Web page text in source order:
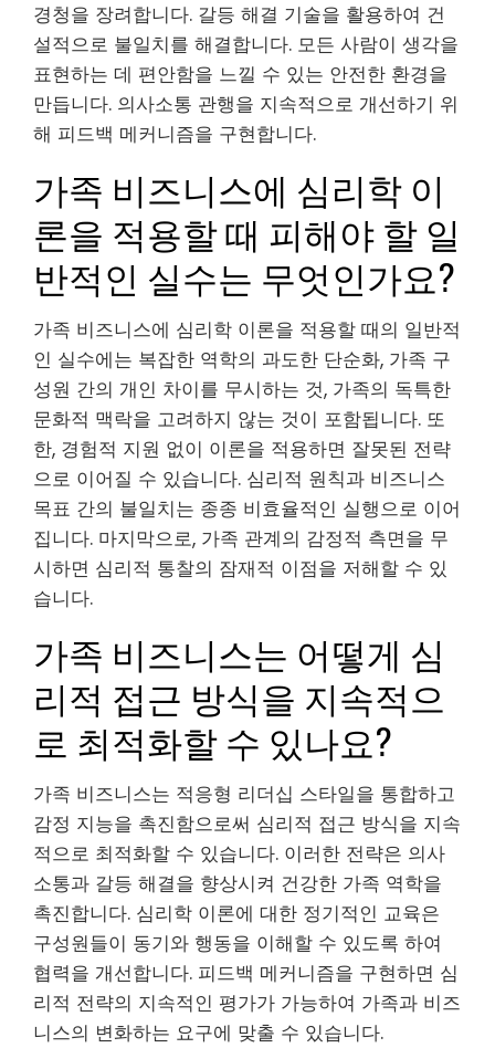
경청을 장려합니다. 갈등 해결 기술을 활용하여 건
설적으로 불일치를 해결합니다. 모든 사람이 생각을
표현하는 데 편안함을 느낄 수 있는 안전한 환경을
만듭니다. 의사소통 관행을 지속적으로 개선하기 위
해 피드백 메커니즘을 구현합니다.
가족 비즈니스에 심리학 이
론을 적용할 때 피해야 할 일
반적인 실수는 무엇인가요?
가족 비즈니스에 심리학 이론을 적용할 때의 일반적
인 실수에는 복잡한 역학의 과도한 단순화, 가족 구
성원 간의 개인 차이를 무시하는 것, 가족의 독특한
문화적 맥락을 고려하지 않는 것이 포함됩니다. 또
한, 경험적 지원 없이 이론을 적용하면 잘못된 전략
으로 이어질 수 있습니다. 심리적 원칙과 비즈니스
목표 간의 불일치는 종종 비효율적인 실행으로 이어
집니다. 마지막으로, 가족 관계의 감정적 측면을 무
시하면 심리적 통찰의 잠재적 이점을 저해할 수 있
습니다.
가족 비즈니스는 어떻게 심
리적 접근 방식을 지속적으
로 최적화할 수 있나요?
가족 비즈니스는 적응형 리더십 스타일을 통합하고
감정 지능을 촉진함으로써 심리적 접근 방식을 지속
적으로 최적화할 수 있습니다. 이러한 전략은 의사
소통과 갈등 해결을 향상시켜 건강한 가족 역학을
촉진합니다. 심리학 이론에 대한 정기적인 교육은
구성원들이 동기와 행동을 이해할 수 있도록 하여
협력을 개선합니다. 피드백 메커니즘을 구현하면 심
리적 전략의 지속적인 평가가 가능하여 가족과 비즈
니스의 변화하는 요구에 맞출 수 있습니다.